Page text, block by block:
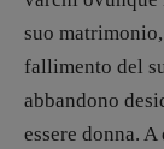
media:
Valentina
ARCHIVIO E
suo
fallimento del
abbandono
essere donna.